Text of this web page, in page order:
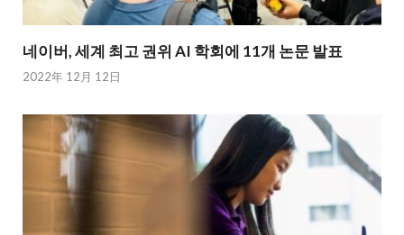
네이버, 세계 최고 권위 AI 학회에 11개 논문 발표
2022年 12月 12日